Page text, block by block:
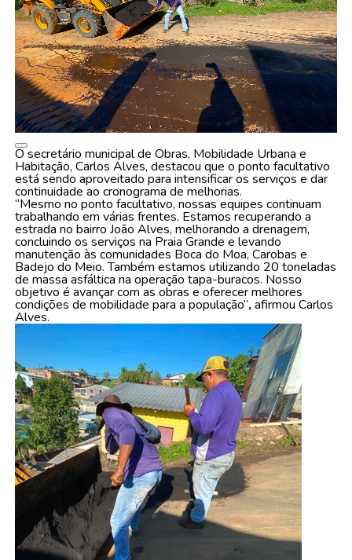
O secretário municipal de Obras, Mobilidade Urbana e
Habitação, Carlos Alves, destacou que o ponto facultativo
está sendo aproveitado para intensificar os serviços e dar
continuidade ao cronograma de melhorias.
“Mesmo no ponto facultativo, nossas equipes continuam
trabalhando em várias frentes. Estamos recuperando a
estrada no bairro João Alves, melhorando a drenagem,
concluindo os serviços na Praia Grande e levando
manutenção às comunidades Boca do Moa, Carobas e
Badejo do Meio. Também estamos utilizando 20 toneladas
de massa asfáltica na operação tapa-buracos. Nosso
objetivo é avançar com as obras e oferecer melhores
condições de mobilidade para a população”, afirmou Carlos
Alves.